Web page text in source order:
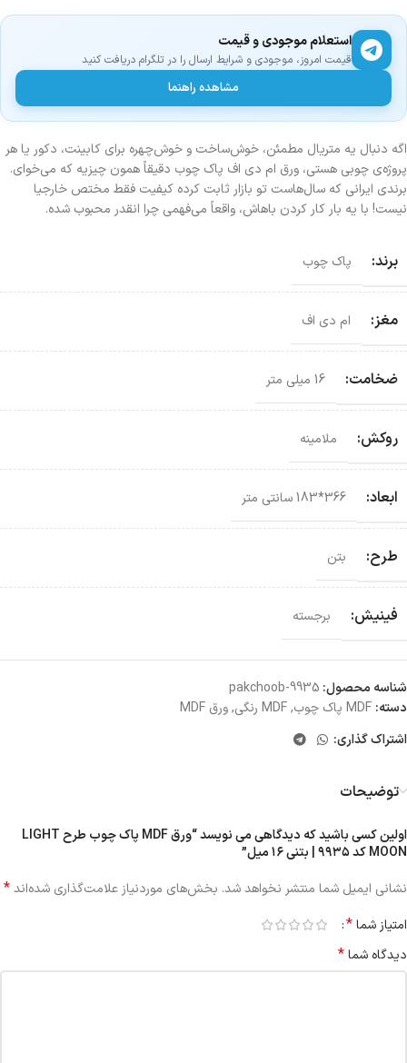
استعلام موجودی و قیمت
قیمت امروز، موجودی و شرایط ارسال را در تلگرام دریافت کنید
مشاهده راهنما
اگه دنبال یه متریال مطمئن، خوش‌ساخت و خوش‌چهره برای کابینت، دکور یا هر
پروژه‌ی چوبی هستی، ورق ام دی اف پاک چوب دقیقاً همون چیزیه که می‌خوای.
برندی ایرانی که سال‌هاست تو بازار ثابت کرده کیفیت فقط مختص خارجیا
نیست! با یه بار کار کردن باهاش، واقعاً می‌فهمی چرا انقدر محبوب شده.
برند: پاک چوب
مغز: ام دی اف
ضخامت: 16 میلی متر
روکش: ملامینه
ابعاد: 366*183 سانتی‌ متر
طرح: بتن
فینیش: برجسته
شناسه محصول: pakchoob-9935
دسته: MDF پاک چوب ,MDF رنگی ,ورق MDF
اشتراک گذاری:
توضیحات
اولین کسی باشید که دیدگاهی می نویسد “ورق MDF پاک چوب طرح LIGHT
MOON کد ۹۹۳۵ | بتنی ۱۶ میل”
نشانی ایمیل شما منتشر نخواهد شد. بخش‌های موردنیاز علامت‌گذاری شده‌اند*
امتیاز شما*
دیدگاه شما*